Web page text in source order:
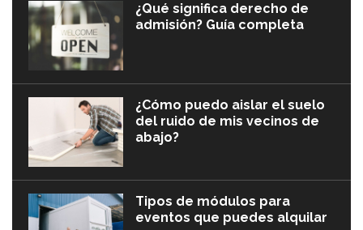
¿Qué significa derecho de
admisión? Guía completa
¿Cómo puedo aislar el suelo
del ruido de mis vecinos de
abajo?
Tipos de módulos para
eventos que puedes alquilar